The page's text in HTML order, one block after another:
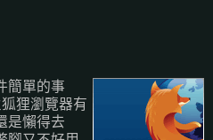
簡單的事
狸瀏覽器有
是懶得去